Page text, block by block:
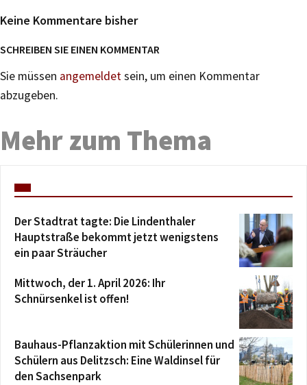
Keine Kommentare bisher
SCHREIBEN SIE EINEN KOMMENTAR
Sie müssen angemeldetsein, um einen Kommentar
abzugeben.
Mehr zum Thema
Der Stadtrat tagte: Die Lindenthaler
Hauptstraße bekommt jetzt wenigstens
ein paar Sträucher
Mittwoch, der 1. April 2026: Ihr
Schnürsenkel ist offen!
Bauhaus-Pflanzaktion mit Schülerinnen und
Schülern aus Delitzsch: Eine Waldinsel für
den Sachsenpark